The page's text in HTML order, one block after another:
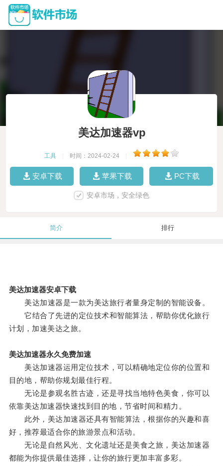
美达加速器vp
工具 时间：2024-02-24
安卓下载 苹果下载 PC下载
安卓市场，安全绿色
简介 排行
美达加速器安卓下载
美达加速器是一款为美达旅行者量身定制的智能设备。
它结合了先进的定位技术和智能算法，帮助你优化旅行
计划，加速美达之旅。
美达加速器永久免费加速
美达加速器运用定位技术，可以精确地定位你的位置和
目的地，帮助你规划最佳行程。
无论是参观名胜古迹，还是寻找当地特色美食，你可以
依靠美达加速器快速找到目的地，节省时间和精力。
此外，美达加速器还具有智能算法，根据你的兴趣和喜
好，推荐最适合你的旅游景点和活动。
无论是自然风光、文化遗址还是美食之旅，美达加速器
都能为你提供最佳选择，让你的旅行更加丰富多彩。